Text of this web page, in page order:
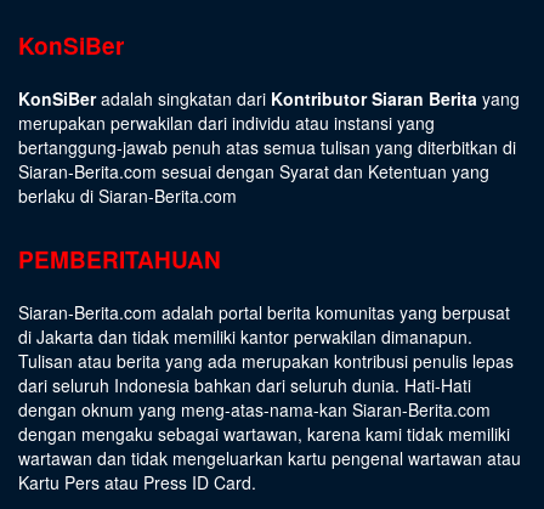
KonSiBer
KonSiBeradalah singkatan dari Kontributor Siaran Berita yang
merupakan perwakilan dari individu atau instansi yang
bertanggung-jawab penuh atas semua tulisan yang diterbitkan di
Siaran-Berita.com sesuai dengan Syarat dan Ketentuan yang
berlaku di Siaran-Berita.com
PEMBERITAHUAN
Siaran-Berita.com adalah portal berita komunitas yang berpusat
di Jakarta dan tidak memiliki kantor perwakilan dimanapun.
Tulisan atau berita yang ada merupakan kontribusi penulis lepas
dari seluruh Indonesia bahkan dari seluruh dunia. Hati-Hati
dengan oknum yang meng-atas-nama-kan Siaran-Berita.com
dengan mengaku sebagai wartawan, karena kami tidak memiliki
wartawan dan tidak mengeluarkan kartu pengenal wartawan atau
Kartu Pers atau Press ID Card.